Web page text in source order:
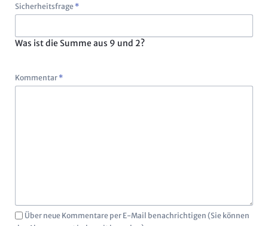
Pflichtfeld
Sicherheitsfrage *
Was ist die Summe aus 9 und 2?
Pflichtfeld
Kommentar *
Über neue Kommentare per E-Mail benachrichtigen (Sie können